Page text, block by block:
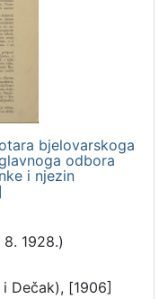
bjelovarskoga
odbora
i njezin
8. 1928.)
Dečak), [1906]